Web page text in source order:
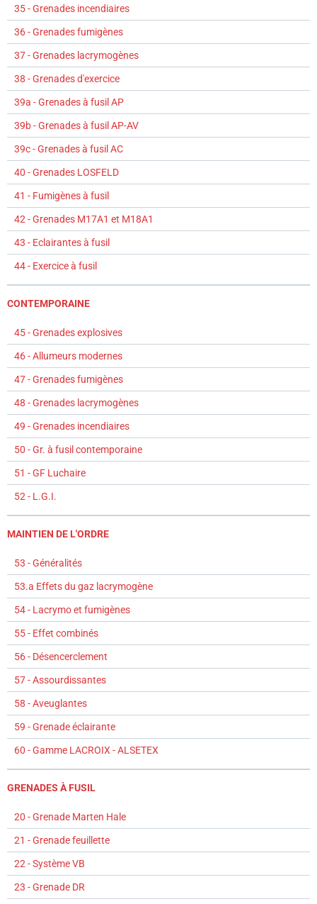
35 - Grenades incendiaires
36 - Grenades fumigènes
37 - Grenades lacrymogènes
38 - Grenades d'exercice
39a - Grenades à fusil AP
39b - Grenades à fusil AP-AV
39c - Grenades à fusil AC
40 - Grenades LOSFELD
41 - Fumigènes à fusil
42 - Grenades M17A1 et M18A1
43 - Eclairantes à fusil
44 - Exercice à fusil
CONTEMPORAINE
45 - Grenades explosives
46 - Allumeurs modernes
47 - Grenades fumigènes
48 - Grenades lacrymogènes
49 - Grenades incendiaires
50 - Gr. à fusil contemporaine
51 - GF Luchaire
52 - L.G.I.
MAINTIEN DE L'ORDRE
53 - Généralités
53.a Effets du gaz lacrymogène
54 - Lacrymo et fumigènes
55 - Effet combinés
56 - Désencerclement
57 - Assourdissantes
58 - Aveuglantes
59 - Grenade éclairante
60 - Gamme LACROIX - ALSETEX
GRENADES À FUSIL
20 - Grenade Marten Hale
21 - Grenade feuillette
22 - Système VB
23 - Grenade DR